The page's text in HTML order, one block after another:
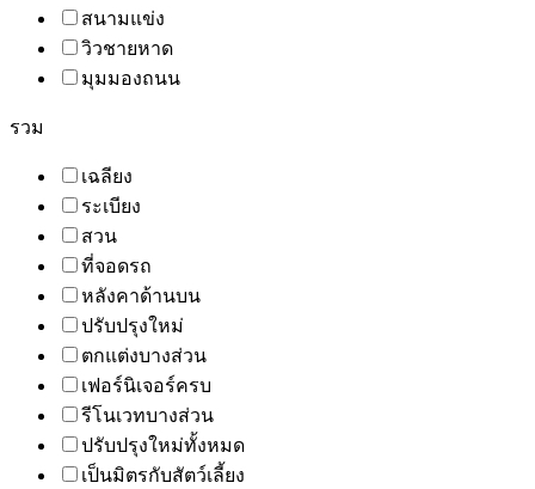
สนามแข่ง
วิวชายหาด
มุมมองถนน
รวม
เฉลียง
ระเบียง
สวน
ที่จอดรถ
หลังคาด้านบน
ปรับปรุงใหม่
ตกแต่งบางส่วน
เฟอร์นิเจอร์ครบ
รีโนเวทบางส่วน
ปรับปรุงใหม่ทั้งหมด
เป็นมิตรกับสัตว์เลี้ยง